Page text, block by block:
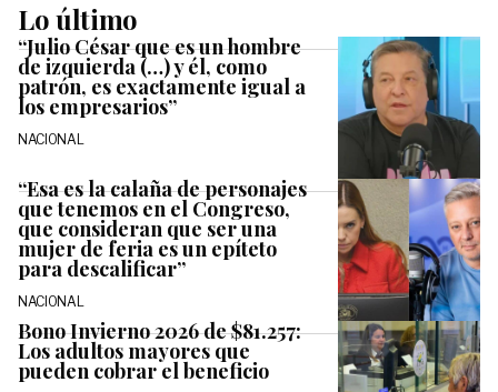
Lo último
“Julio César que es un hombre
de izquierda (…) y él, como
patrón, es exactamente igual a
los empresarios”
NACIONAL
“Esa es la calaña de personajes
que tenemos en el Congreso,
que consideran que ser una
mujer de feria es un epíteto
para descalificar”
NACIONAL
Bono Invierno 2026 de $81.257:
Los adultos mayores que
pueden cobrar el beneficio